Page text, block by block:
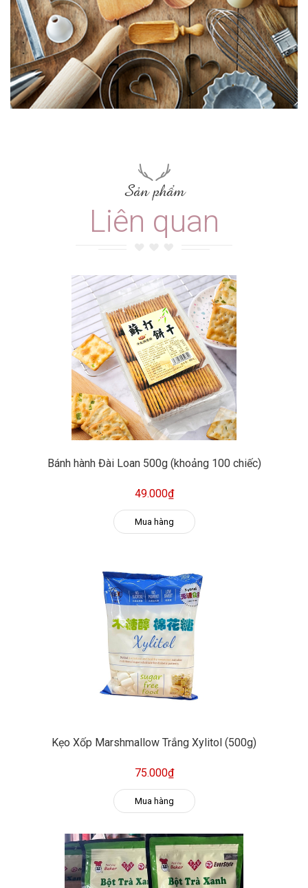
Sản phẩm
Liên quan
Bánh hành Đài Loan 500g (khoảng 100 chiếc)
49.000₫
Mua hàng
Kẹo Xốp Marshmallow Trắng Xylitol (500g)
75.000₫
Mua hàng